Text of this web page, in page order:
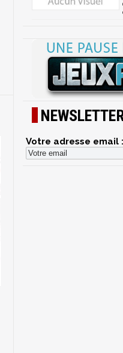
Votre adresse email :